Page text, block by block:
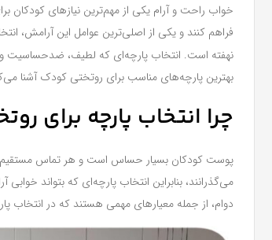
خواب راحت و آرام یکی از مهم‌ترین نیازهای
فراهم کنند و یکی از اصلی‌ترین عوامل این آرامش،
نهفته است. انتخاب پارچه‌ای که لطیف، ضدحساسیت و
بهترین پارچه‌های مناسب برای روتختی کودک آشنا
چرا انتخاب پارچه برای
پوست کودکان بسیار حساس است و هر تماس مستقیم با
می‌گذرانند، بنابراین انتخاب پارچه‌ای که بتواند
دوام، از جمله معیارهای مهمی هستند که در انتخاب